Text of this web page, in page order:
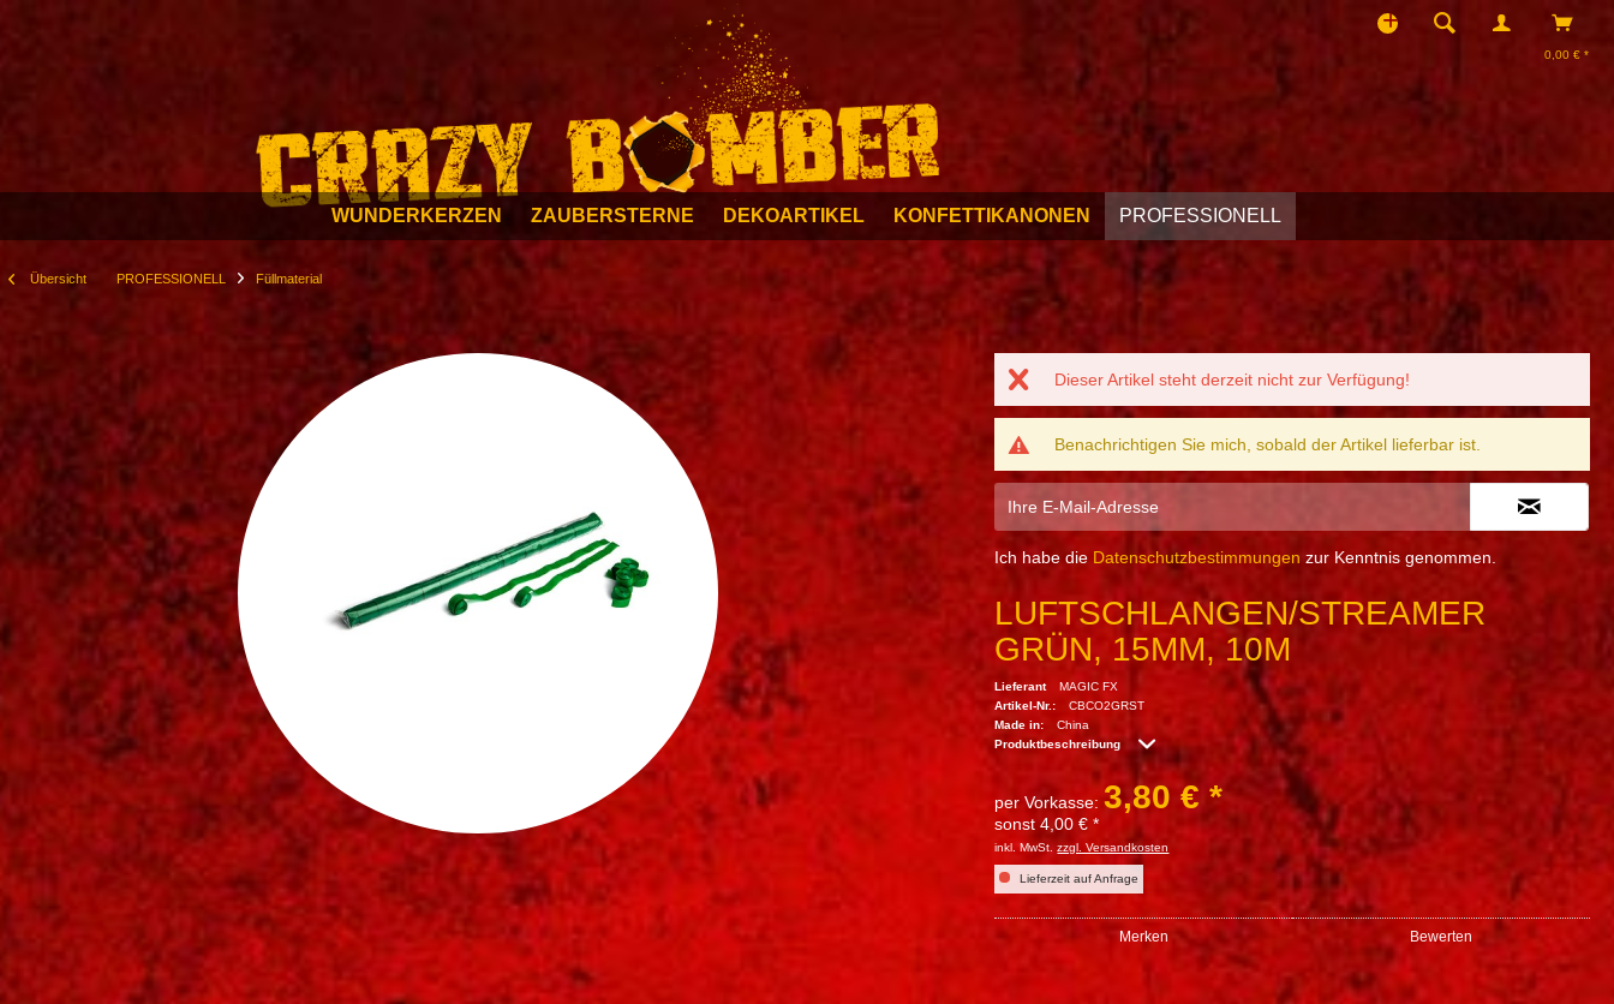
0,00 € *
WUNDERKERZEN ZAUBERSTERNE DEKOARTIKEL KONFETTIKANONEN PROFESSIONELL
Übersicht PROFESSIONELL Füllmaterial
Dieser Artikel steht derzeit nicht zur Verfügung!
Benachrichtigen Sie mich, sobald der Artikel lieferbar ist.
Ich habe die Datenschutzbestimmungen zur Kenntnis genommen.
LUFTSCHLANGEN/STREAMER
GRÜN, 15MM, 10M
Lieferant
MAGIC FX
Artikel-Nr.:
CBCO2GRST
Made in:
China
Produktbeschreibung
per Vorkasse:3,80 € *
sonst 4,00 € *
inkl. MwSt.zzgl. Versandkosten
Lieferzeit auf Anfrage
Merken Bewerten